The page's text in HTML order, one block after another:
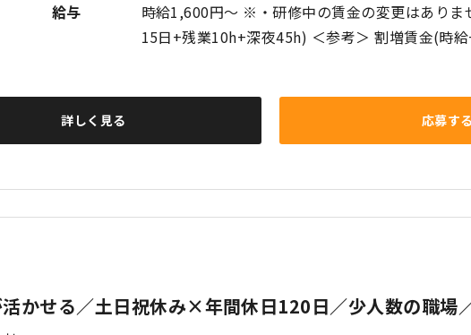
給与
時給1,600円～ ※・研修中の賃金の変更はあり
15日+残業10h+深夜45h) ＜参考＞ 割増賃金(時
詳しく見る 応募する
かせる／土日祝休み×年間休日120日／少人数の職場